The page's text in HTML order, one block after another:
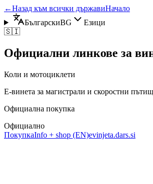
←Назад към всички държавиНачало
БългарскиBG
Езици
🇸🇮
Официални линкове за
Коли и мотоциклети
Е‑винета за магистрали и скоростни
Официална покупка
Официално
ПокупкаInfo + shop (EN)evinjeta.dars.si